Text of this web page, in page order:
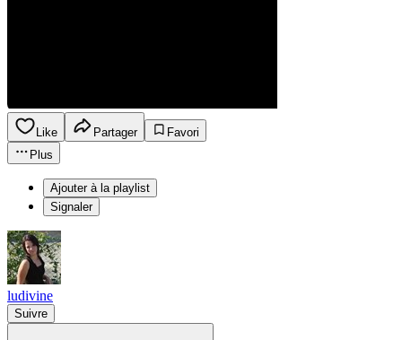
Like Partager
Favori
Plus
Ajouter à la playlist
Signaler
ludivine
Suivre